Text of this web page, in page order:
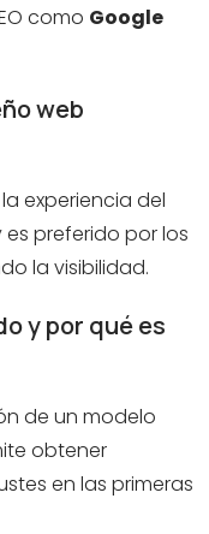
como Google
web
experiencia del
preferido por los
la visibilidad.
y por qué es
de un modelo
obtener
en las primeras